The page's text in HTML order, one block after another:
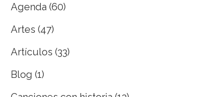
Agenda (60)
Artes (47)
Artículos (33)
Blog (1)